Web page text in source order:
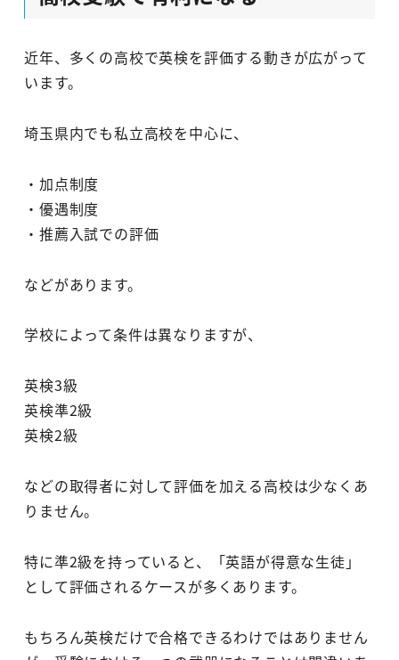
近年、多くの高校で英検を評価する動きが広がって
います。
埼玉県内でも私立高校を中心に、
・加点制度
・優遇制度
・推薦入試での評価
などがあります。
学校によって条件は異なりますが、
英検3級
英検準2級
英検2級
などの取得者に対して評価を加える高校は少なくあ
りません。
特に準2級を持っていると、「英語が得意な生徒」
として評価されるケースが多くあります。
もちろん英検だけで合格できるわけではありません